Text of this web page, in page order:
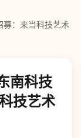
募：来当科技艺术
南科技
技艺术